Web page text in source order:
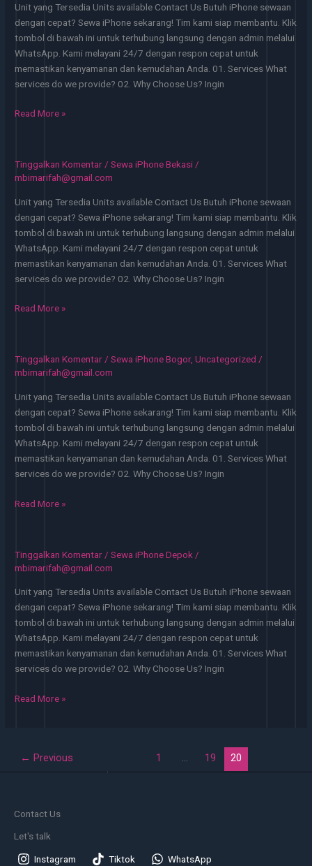
24
Jam
–
Fresh
Units,
Rent
Unit yang Tersedia Units available Contact Us Butuh iPhone sewaan
dengan cepat? Sewa iPhone sekarang! Tim kami siap membantu. Klik
tombol di bawah ini untuk terhubung langsung dengan admin melalui
WhatsApp. Kami melayani 24/7 dengan respon cepat untuk
memastikan kenyamanan dan kemudahan Anda. 01. Services What
services do we provide? 02. Why Choose Us? Ingin
Sewa
Tangerang
–
Day
Service!
Read More »
Tinggalkan Komentar/Sewa iPhone Bekasi/
mbimarifah@gmail.com
Unit yang Tersedia Units available Contact Us Butuh iPhone sewaan
dengan cepat? Sewa iPhone sekarang! Tim kami siap membantu. Klik
tombol di bawah ini untuk terhubung langsung dengan admin melalui
WhatsApp. Kami melayani 24/7 dengan respon cepat untuk
memastikan kenyamanan dan kemudahan Anda. 01. Services What
services do we provide? 02. Why Choose Us? Ingin
Sewa
Mulai
50
Rental
Murah
24
Jam
Read More »
Tinggalkan Komentar/Sewa iPhone Bogor,Uncategorized /
mbimarifah@gmail.com
Unit yang Tersedia Units available Contact Us Butuh iPhone sewaan
dengan cepat? Sewa iPhone sekarang! Tim kami siap membantu. Klik
tombol di bawah ini untuk terhubung langsung dengan admin melalui
WhatsApp. Kami melayani 24/7 dengan respon cepat untuk
memastikan kenyamanan dan kemudahan Anda. 01. Services What
services do we provide? 02. Why Choose Us? Ingin
Sewa
–
Availability!
Read More »
Tinggalkan Komentar /Sewa iPhone Depok /
mbimarifah@gmail.com
Unit yang Tersedia Units available Contact Us Butuh iPhone sewaan
dengan cepat? Sewa iPhone sekarang! Tim kami siap membantu. Klik
tombol di bawah ini untuk terhubung langsung dengan admin melalui
WhatsApp. Kami melayani 24/7 dengan respon cepat untuk
memastikan kenyamanan dan kemudahan Anda. 01. Services What
services do we provide? 02. Why Choose Us? Ingin
Rental
24
Jam
Read More »
← Previous 1 19 20
Contact Us
Let's talk
Instagram Tiktok WhatsApp